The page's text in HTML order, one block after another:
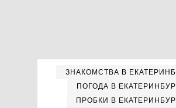
ЗНАКОМСТВА В
ПОГОДА В
ПРОБКИ В